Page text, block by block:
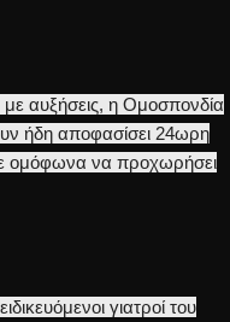
αυξήσεις, η Ομοσπονδία
ήδη αποφασίσει 24ωρη
ομόφωνα να προχωρήσει
γιατροί του